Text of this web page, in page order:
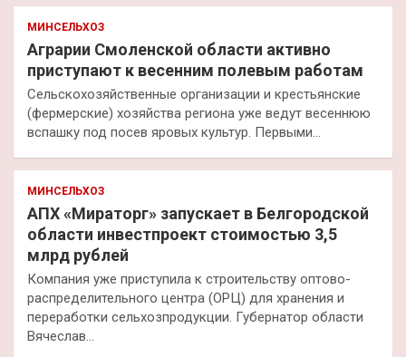
МИНСЕЛЬХОЗ
Аграрии Смоленской области активно
приступают к весенним полевым работам
Сельскохозяйственные организации и крестьянские
(фермерские) хозяйства региона уже ведут весеннюю
вспашку под посев яровых культур. Первыми…
МИНСЕЛЬХОЗ
АПХ «Мираторг» запускает в Белгородской
области инвестпроект стоимостью 3,5
млрд рублей
Компания уже приступила к строительству оптово-
распределительного центра (ОРЦ) для хранения и
переработки сельхозпродукции. Губернатор области
Вячеслав…